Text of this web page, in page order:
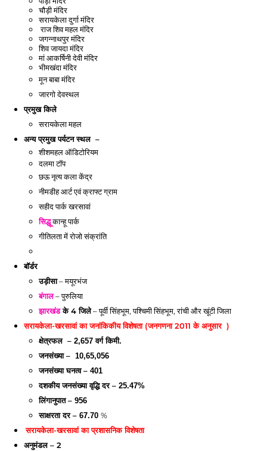
चौड़ी मंदिर
सरायकेला दुर्गा मंदिर
राज शिव महल मंदिर
जगन्नाथपुर मंदिर
शिव जायदा मंदिर
मां आकर्षिनी देवी मंदिर
भीमखंदा मंदिर
मून बाबा मंदिर
जारगो देवस्थल
प्रमुख किले
सरायकेला महल
अन्य प्रमुख पर्यटन स्थल –
शीशमहल ऑडिटोरियम
दलमा टॉप
छऊ नृत्य कला केंद्र
नीमडीह आर्ट एवं क्राफ्ट ग्राम
सहीद पार्कखरसावां
सिद्धूकान्हू पार्क
गीतिलता में रोजो संक्रांति
बॉर्डर
उड़ीसा– मयूरभंज
बंगाल– पुरुलिया
झारखंडके 4 जिले– पूर्वी सिंहभूम, पश्चिमी सिंहभूम, रांची और खूंटी जिला
सरायकेला-खरसावांका जनांकिकीय विशेषता (जनगणना 2011 के अनुसार )
क्षेत्रफल – 2,657 वर्ग किमी.
जनसंख्या – 10,65,056
जनसंख्या घनत्व – 401
दशकीय जनसंख्या वृद्धि दर – 25.47%
लिंगानुपात – 956
साक्षरता दर – 67.70 %
सरायकेला-खरसावांका प्रशासनिक विशेषता
अनुमंडल – 2